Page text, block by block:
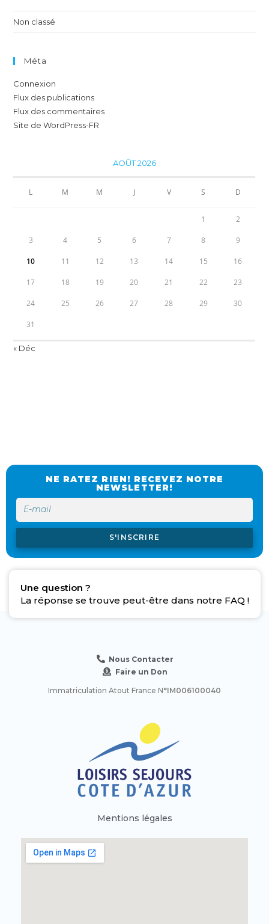
Non classé
Méta
Connexion
Flux des publications
Flux des commentaires
Site de WordPress-FR
AOÛT 2026
L M M J V S D
1 2
3 4 5 6 7 8 9
10 11 12 13 14 15 16
17 18 19 20 21 22 23
24 25 26 27 28 29 30
31
« Déc
NE RATEZ RIEN! RECEVEZ NOTRE
NEWSLETTER!
S'INSCRIRE
Une question ?
La réponse se trouve peut-être dans notre FAQ !
Nous Contacter
Faire un Don
Immatriculation Atout France N°IM006100040
Mentions légales